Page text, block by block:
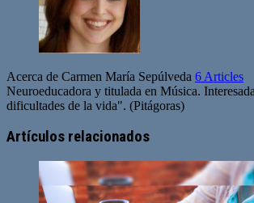
Acerca de Carmen María Sepúlveda 6 Articles
Neuroeducadora y titulada en Música.
dificultades de la vida". (Pitágoras)
Artículos relacionados